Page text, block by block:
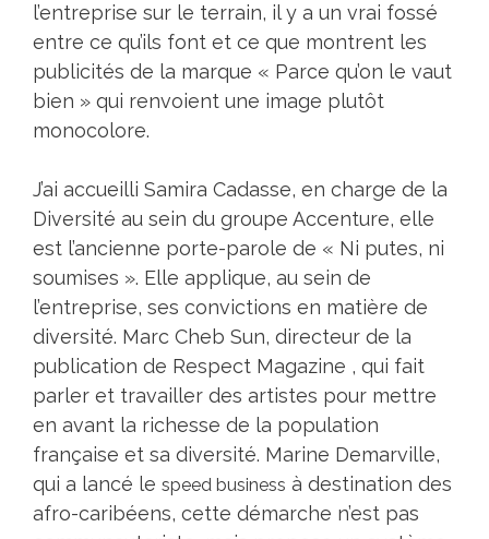
l’entreprise sur le terrain, il y a un vrai fossé
entre ce qu’ils font et ce que montrent les
publicités de la marque « Parce qu’on le vaut
bien » qui renvoient une image plutôt
monocolore.
J’ai accueilli Samira Cadasse, en charge de la
Diversité au sein du groupe Accenture, elle
est l’ancienne porte-parole de « Ni putes, ni
soumises ». Elle applique, au sein de
l’entreprise, ses convictions en matière de
diversité. Marc Cheb Sun, directeur de la
publication de Respect Magazine , qui fait
parler et travailler des artistes pour mettre
en avant la richesse de la population
française et sa diversité. Marine Demarville,
qui a lancé le speed business à destination des
afro-caribéens, cette démarche n’est pas